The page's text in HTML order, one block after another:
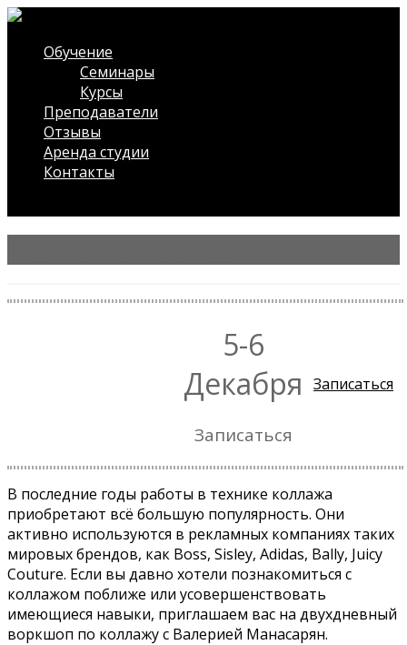
Обучение
Семинары
Курсы
Преподаватели
Отзывы
Аренда студии
Контакты
5-6
Декабря
Записаться
Записаться
В последние годы работы в технике коллажа
приобретают всё большую популярность. Они
активно используются в рекламных компаниях таких
мировых брендов, как Boss, Sisley, Adidas, Bally, Juicy
Couture. Если вы давно хотели познакомиться с
коллажом поближе или усовершенствовать
имеющиеся навыки, приглашаем вас на двухдневный
воркшоп по коллажу с Валерией Манасарян.